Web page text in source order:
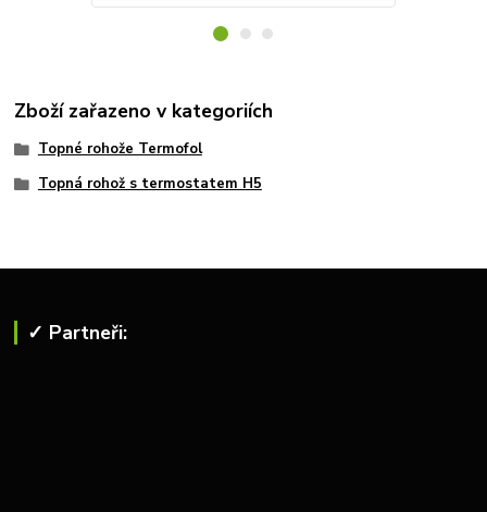
Zboží zařazeno v kategoriích
Topné rohože Termofol
Topná rohož s termostatem H5
✓ Partneři: